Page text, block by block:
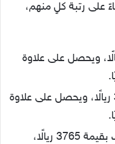
على رتبة كلٍ منهم،
راتب الجندي من 3220 ريالًا، ويحصل على علاوة
يبدأ راتب جندي أول من 3395 ريالًا، ويحصل على علاوة
يبدأ راتب العسكري برتبة عريف بقيمة 3765 ريالًا،